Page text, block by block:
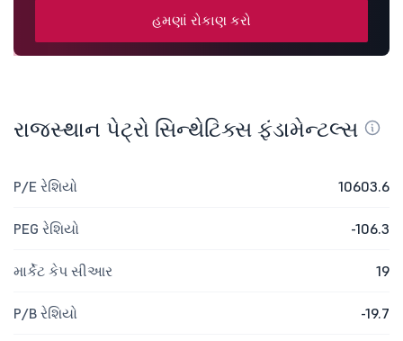
હમણાં રોકાણ કરો
રાજસ્થાન પેટ્રો સિન્થેટિક્સ ફંડામેન્ટલ્સ
P/E રેશિયો 10603.6
PEG રેશિયો -106.3
માર્કેટ કેપ સીઆર 19
P/B રેશિયો -19.7